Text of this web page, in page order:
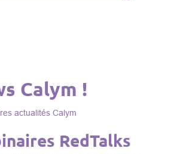
Calym !
actualités Calym
RedTalks